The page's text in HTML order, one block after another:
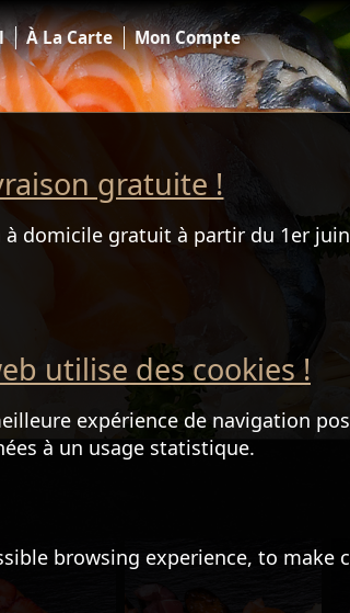
À La Carte Mon Compte
gratuite !
domicile gratuit à partir du 1er
utilise des cookies !
expérience de navigation
à un usage statistique.
browsing experience, to make